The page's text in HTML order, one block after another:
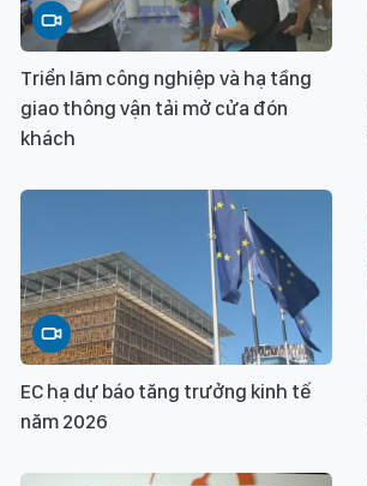
Triển lãm công nghiệp và hạ tầng
giao thông vận tải mở cửa đón
khách
EC hạ dự báo tăng trưởng kinh tế
năm 2026